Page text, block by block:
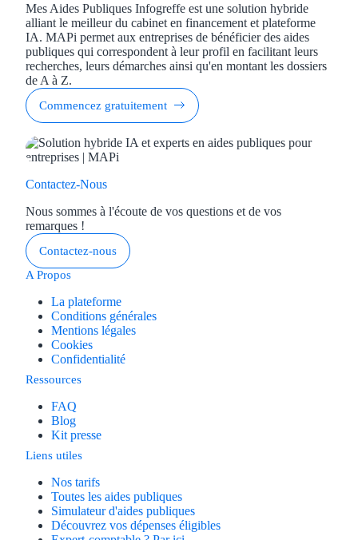
Mes Aides Publiques Infogreffe est une solution hybride
alliant le meilleur du cabinet en financement et plateforme
IA. MAPi permet aux entreprises de bénéficier des aides
publiques qui correspondent à leur profil en facilitant leurs
recherches, leurs démarches ainsi qu'en montant les dossiers
de A à Z.
Commencez gratuitement
Contactez-Nous
Nous sommes à l'écoute de vos questions et de vos
remarques !
Contactez-nous
A Propos
La plateforme
Conditions générales
Mentions légales
Cookies
Confidentialité
Ressources
FAQ
Blog
Kit presse
Liens utiles
Nos tarifs
Toutes les aides publiques
Simulateur d'aides publiques
Découvrez vos dépenses éligibles